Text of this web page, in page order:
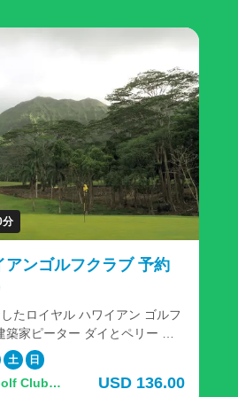
分
アンゴルフクラブ 予約
たロイヤル ハワイアン ゴルフ
家ピーター ダイとペリー ダ
のコースであり、最近ゴルフ
グレッグ ノーマンによって再
大なオロマナ山とコオラウ山脈
土 日
Club,
USD 136.00